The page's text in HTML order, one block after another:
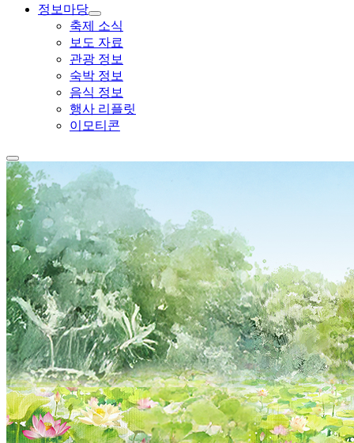
정보마당
축제 소식
보도 자료
관광 정보
숙박 정보
음식 정보
행사 리플릿
이모티콘